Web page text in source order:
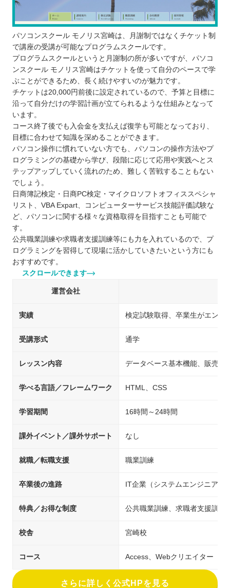
パソコンスクール モノリス宮崎は、月謝制ではなくチケット制
で講座の受講が可能なプログラムスクールです。
プログラムスクールというと月謝制の所が多いですが、パソコ
ンスクール モノリス宮崎はチケットを使って自分のペースで学
ぶことができるため、長く続けやすいのが魅力です。
チケットは20,000円前後に設定されているので、予算と目標に
沿って自分だけの学習計画が立てられるような仕組みとなって
います。
コース終了後でも入会金を支払えば復学も可能となっており、
目標に合わせて知識を深めることができます。
パソコン操作に慣れていない方でも、パソコンの操作方法やプ
ログラミングの基礎から学び、段階に応じて応用や実践へとス
テップアップしていく流れのため、難しく苦戦することもない
でしょう。
日商簿記検定・日商PC検定・マイクロソフトオフィススペシャ
リスト、VBA Expart、コンピューターサービス技能評価試験な
ど、パソコンに関する様々な資格取得を目指すことも可能で
す。
公共職業訓練や求職者支援訓練等にも力を入れているので、プ
ログラミングを習得して現場に活かしていきたいという方にも
おすすめです。
スクロールできます
運営会社
実績 検定試験取得、卒業生がエンジ
受講形式 通学
レッスン内容 データベース基本機能、販売管
学べる言語／フレームワーク HTML、CSS
学習期間 16時間～24時間
課外イベント／課外サポート なし
就職／転職支援 職業訓練
卒業後の進路 IT企業（システムエンジニア／
特典／お得な制度 公共職業訓練、求職者支援訓練
校舎 宮崎校
コース Access、Webクリエイター
さらに詳しく公式HPを見る